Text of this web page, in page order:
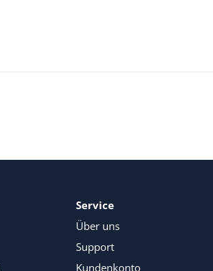
Service
Über uns
Support
Kundenkonto